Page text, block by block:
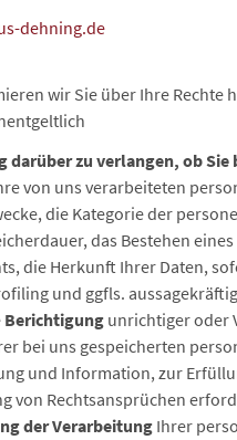
dehning.de
wir Sie über Ihre
darüber zu verlangen, ob Sie
von uns verarbeiteten
die Kategorie der
das Bestehen
die Herkunft Ihrer Daten,
und ggfls.
Berichtigung unrichtiger oder
bei uns gespeicherten
und Information, zur
von Rechtsansprüchen
der VerarbeitungIhrer